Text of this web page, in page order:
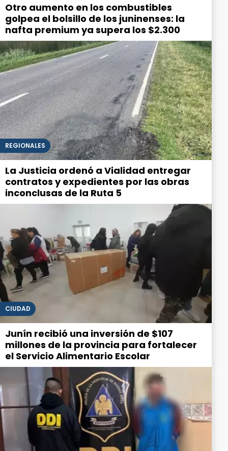
Otro aumento en los combustibles
golpea el bolsillo de los juninenses: la
nafta premium ya supera los $2.300
REGIONALES
La Justicia ordenó a Vialidad entregar
contratos y expedientes por las obras
inconclusas de la Ruta 5
CIUDAD
Junín recibió una inversión de $107
millones de la provincia para fortalecer
el Servicio Alimentario Escolar